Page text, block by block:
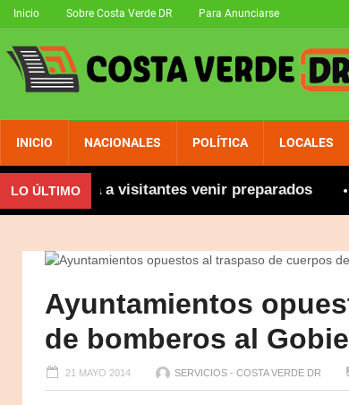
Inicio Sobre Costa Verde DR Para Anunciarse
INICIO NACIONALES POLÍTICA LOCALES
LO ÚLTIMOa visitantes venir preparados
Ayuntamientos
de bomberos al
21 MAYO 2014 SERVICIOS - COSTA VERDE DR